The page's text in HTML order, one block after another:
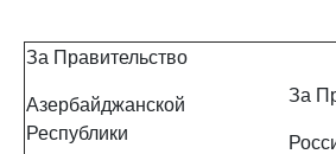
За Правительство
Азербайджанской
Республики
За